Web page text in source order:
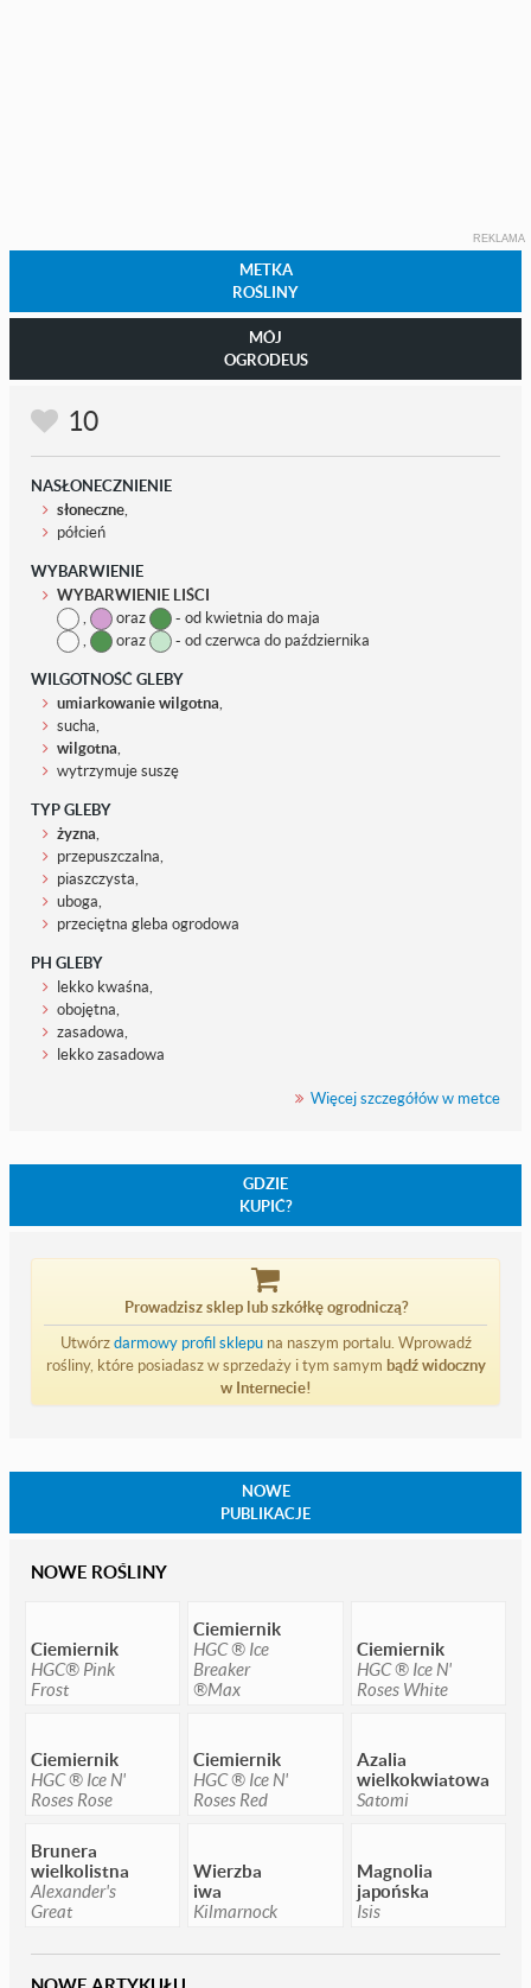
REKLAMA
METKA
ROŚLINY
MÓJ
OGRODEUS
10
NASŁONECZNIENIE
słoneczne,
półcień
WYBARWIENIE
WYBARWIENIE LIŚCI
,
oraz
- od kwietnia do maja
,
oraz - od czerwca do października
WILGOTNOŚĆ GLEBY
umiarkowanie wilgotna,
sucha,
wilgotna,
wytrzymuje suszę
TYP GLEBY
żyzna,
przepuszczalna,
piaszczysta,
uboga,
przeciętna gleba ogrodowa
PH GLEBY
lekko kwaśna,
obojętna,
zasadowa,
lekko zasadowa
Więcej szczegółów w metce
GDZIE
KUPIĆ?
Prowadzisz sklep lub szkółkę ogrodniczą?
Utwórzdarmowy profil sklepuna naszym portalu. Wprowadź
rośliny, które posiadasz w sprzedaży i tym samym bądź widoczny
w Internecie!
NOWE
PUBLIKACJE
NOWE ROŚLINY
Ciemiernik
HGC® Pink
Frost
Ciemiernik
HGC ® Ice
Breaker
®Max
Ciemiernik
HGC ® Ice N'
Roses White
Ciemiernik
HGC ® Ice N'
Roses Rose
Ciemiernik
HGC ® Ice N'
Roses Red
Azalia
wielkokwiatowa
Satomi
Brunera
wielkolistna
Alexander's
Great
Wierzba
iwa
Kilmarnock
Magnolia
japońska
Isis